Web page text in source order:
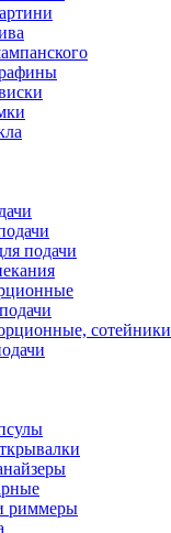
подачи
сотейники
риммеры